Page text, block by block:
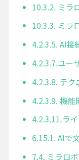
10.3.2. ミラ
10.3.3. ミラ
4.2.3.5. AI接
4.2.3.7.ユー
4.2.3.8. テ
4.2.3.9. 機能
4.2.3.11.ラ
6.15.1. AIで
7.4. ミラロ